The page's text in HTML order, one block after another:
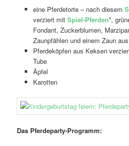
eine Pferdetorte – nach diesem
verziert mit Spiel-Pferden*,
Fondant, Zuckerblumen,
Zaunpfählen und einem Zaun
Pferdeköpfen aus Keksen
Tube
Äpfel
Karotten
Das Pferdeparty-Programm: